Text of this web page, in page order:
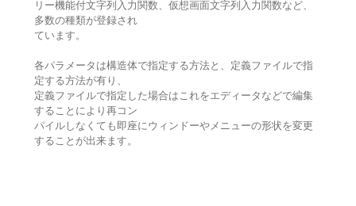
リー機能付文字列入力関数、仮想画面文字列入力関数など、
多数の種類が登録され
ています。
各パラメータは構造体で指定する方法と、定義ファイルで指
定する方法が有り、
定義ファイルで指定した場合はこれをエディータなどで編集
することにより再コン
パイルしなくても即座にウィンドーやメニューの形状を変更
することが出来ます。